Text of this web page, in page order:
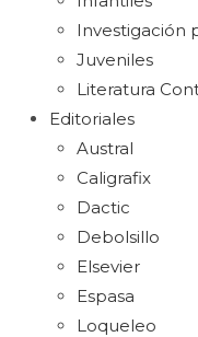
Investigación
Juveniles
Literatura
Editoriales
Austral
Caligrafix
Dactic
Debolsillo
Elsevier
Espasa
Loqueleo